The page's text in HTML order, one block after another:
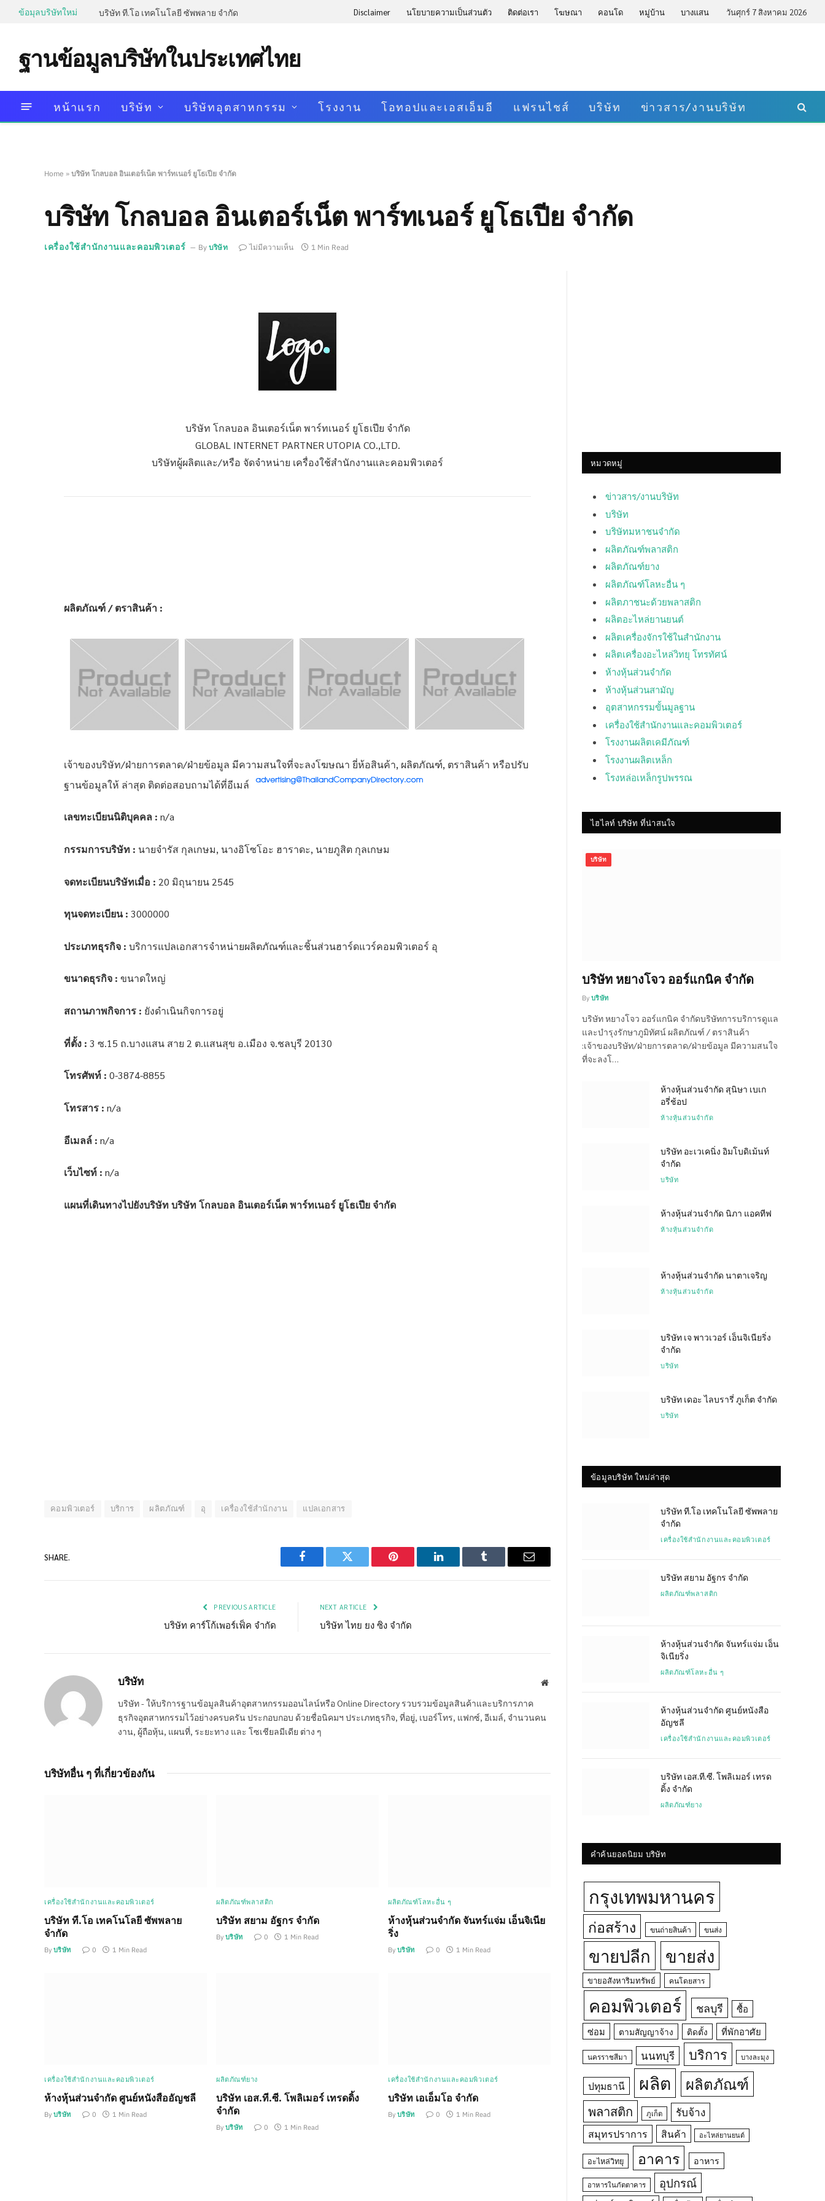
ข้อมุลบริษัทใหม่ บริษัท ที.โอ เทคโนโลยี ซัพพลาย จำกัด Disclaimer นโยบายความเป็นส่วนตัว ติดต่อเรา โฆษณา คอนโด หมู่บ้าน บางแสน วันศุกร์ 7 สิงหาคม 2026
ฐานข้อมูลบริษัทในประเทศไทย
หน้าแรก บริษัท บริษัทอุตสาหกรรม โรงงาน โอทอปและเอสเอ็มอี แฟรนไชส์ บริษัท ข่าวสาร/งานบริษัท
Home » บริษัท โกลบอล อินเตอร์เน็ต พาร์ทเนอร์ ยูโธเปีย จำกัด
บริษัท โกลบอล อินเตอร์เน็ต พาร์ทเนอร์ ยูโธเปีย จำกัด
เครื่องใช้สำนักงานและคอมพิวเตอร์ By บริษัท ไม่มีความเห็น 1 Min Read
บริษัท โกลบอล อินเตอร์เน็ต พาร์ทเนอร์ ยูโธเปีย จำกัด
GLOBAL INTERNET PARTNER UTOPIA CO.,LTD.
บริษัทผู้ผลิตและ/หรือ จัดจำหน่าย เครื่องใช้สำนักงานและคอมพิวเตอร์
ผลิตภัณฑ์ / ตราสินค้า :
เจ้าของบริษัท/ฝ่ายการตลาด/ฝ่ายข้อมูล มีความสนใจที่จะลงโฆษณา ยี่ห้อสินค้า, ผลิตภัณฑ์, ตราสินค้า หรือปรับ
ฐานข้อมูลให้ ล่าสุด ติดต่อสอบถามได้ที่อีเมล์
เลขทะเบียนนิติบุคคล : n/a
กรรมการบริษัท : นายจำรัส กุลเกษม, นางอิโซโอะ ฮาราดะ, นายภูสิต กุลเกษม
จดทะเบียนบริษัทเมื่อ : 20 มิถุนายน 2545
ทุนจดทะเบียน : 3000000
ประเภทธุรกิจ : บริการแปลเอกสารจำหน่ายผลิตภัณฑ์และชิ้นส่วนฮาร์ดแวร์คอมพิวเตอร์ อุ
ขนาดธุรกิจ : ขนาดใหญ่
สถานภาพกิจการ : ยังดำเนินกิจการอยู่
ที่ตั้ง : 3 ซ.15 ถ.บางแสน สาย 2 ต.แสนสุข อ.เมือง จ.ชลบุรี 20130
โทรศัพท์ : 0-3874-8855
โทรสาร : n/a
อีเมลล์ : n/a
เว็บไซท์ : n/a
แผนที่เดินทางไปยังบริษัท บริษัท โกลบอล อินเตอร์เน็ต พาร์ทเนอร์ ยูโธเปีย จำกัด
คอมพิวเตอร์ บริการ ผลิตภัณฑ์ อุ เครื่องใช้สำนักงาน แปลเอกสาร
SHARE.
Facebook Twitter Pinterest LinkedIn Tumblr Email
PREVIOUS ARTICLE
บริษัท คาร์โก้เพอร์เฟ็ค จำกัด
NEXT ARTICLE
บริษัท ไทย ยง ซิง จำกัด
บริษัท Website
บริษัท - ให้บริการฐานข้อมูลสินค้าอุตสาหกรรมออนไลน์หรือ Online Directory รวบรวมข้อมูลสินค้าและบริการภาค
ธุรกิจอุตสาหกรรมไว้อย่างครบครัน ประกอบกอบ ด้วยชื่อนิคมฯ ประเภทธุรกิจ, ที่อยู่, เบอร์โทร, แฟกซ์, อีเมล์, จำนวนคน
งาน, ผู้ถือหุ้น, แผนที่, ระยะทาง และ โซเชียลมีเดีย ต่าง ๆ
บริษัทอื่น ๆ ที่เกี่ยวข้องกัน
เครื่องใช้สำนักงานและคอมพิวเตอร์
บริษัท ที.โอ เทคโนโลยี ซัพพลาย
จำกัด
By บริษัท 0 1 Min Read
ผลิตภัณฑ์พลาสติก
บริษัท สยาม อัฐกร จำกัด
By บริษัท 0 1 Min Read
ผลิตภัณฑ์โลหะอื่น ๆ
ห้างหุ้นส่วนจำกัด จันทร์แจ่ม เอ็นจิเนีย
ริ่ง
By บริษัท 0 1 Min Read
เครื่องใช้สำนักงานและคอมพิวเตอร์
ห้างหุ้นส่วนจำกัด ศูนย์หนังสืออัญชลี
By บริษัท 0 1 Min Read
ผลิตภัณฑ์ยาง
บริษัท เอส.ที.ซี. โพลิเมอร์ เทรดดิ้ง
จำกัด
By บริษัท 0 1 Min Read
เครื่องใช้สำนักงานและคอมพิวเตอร์
บริษัท เอเอ็มโอ จำกัด
By บริษัท 0 1 Min Read
หมวดหมู่
ข่าวสาร/งานบริษัท
บริษัท
บริษัทมหาชนจำกัด
ผลิตภัณฑ์พลาสติก
ผลิตภัณฑ์ยาง
ผลิตภัณฑ์โลหะอื่น ๆ
ผลิตภาชนะด้วยพลาสติก
ผลิตอะไหล่ยานยนต์
ผลิตเครื่องจักรใช้ในสำนักงาน
ผลิตเครื่องอะไหล่วิทยุ โทรทัศน์
ห้างหุ้นส่วนจำกัด
ห้างหุ้นส่วนสามัญ
อุตสาหกรรมขั้นมูลฐาน
เครื่องใช้สำนักงานและคอมพิวเตอร์
โรงงานผลิตเคมีภัณฑ์
โรงงานผลิตเหล็ก
โรงหล่อเหล็กรูปพรรณ
ไฮไลท์ บริษัท ที่น่าสนใจ
บริษัท
บริษัท หยางโจว ออร์แกนิค จำกัด
By บริษัท
บริษัท หยางโจว ออร์แกนิค จำกัดบริษัทการบริการดูแล
และบำรุงรักษาภูมิทัศน์ ผลิตภัณฑ์ / ตราสินค้า
:เจ้าของบริษัท/ฝ่ายการตลาด/ฝ่ายข้อมูล มีความสนใจ
ที่จะลงโ…
ห้างหุ้นส่วนจำกัด สุนิษา เบเก
อรี่ช้อป
ห้างหุ้นส่วนจำกัด
บริษัท อะเวเคนิ่ง อิมโบดิเม้นท์
จำกัด
บริษัท
ห้างหุ้นส่วนจำกัด นิภา แอคทีฟ
ห้างหุ้นส่วนจำกัด
ห้างหุ้นส่วนจำกัด นาตาเจริญ
ห้างหุ้นส่วนจำกัด
บริษัท เจ พาวเวอร์ เอ็นจิเนียริ่ง
จำกัด
บริษัท
บริษัท เดอะ ไลบรารี่ ภูเก็ต จำกัด
บริษัท
ข้อมูลบริษัท ใหม่ล่าสุด
บริษัท ที.โอ เทคโนโลยี ซัพพลาย
จำกัด
เครื่องใช้สำนักงานและคอมพิวเตอร์
บริษัท สยาม อัฐกร จำกัด
ผลิตภัณฑ์พลาสติก
ห้างหุ้นส่วนจำกัด จันทร์แจ่ม เอ็น
จิเนียริ่ง
ผลิตภัณฑ์โลหะอื่น ๆ
ห้างหุ้นส่วนจำกัด ศูนย์หนังสือ
อัญชลี
เครื่องใช้สำนักงานและคอมพิวเตอร์
บริษัท เอส.ที.ซี. โพลิเมอร์ เทรด
ดิ้ง จำกัด
ผลิตภัณฑ์ยาง
คำค้นยอดนิยม บริษัท
กรุงเทพมหานคร
ก่อสร้าง ขนถ่ายสินค้า ขนส่ง
ขายปลีก ขายส่ง
ขายอสังหาริมทรัพย์ คนโดยสาร
คอมพิวเตอร์ ชลบุรี
ซื้อ
ซ่อม
ตามสัญญาจ้าง ติดตั้ง ที่พักอาศัย
นครราชสีมา นนทบุรี บริการ บางละมุง
ปทุมธานี ผลิต ผลิตภัณฑ์
พลาสติก ภูเก็ต รับจ้าง
สมุทรปราการ สินค้า อะไหล่ยานยนต์
อะไหล่วิทยุ อาคาร อาหาร
อาหารในภัตตาคาร อุปกรณ์